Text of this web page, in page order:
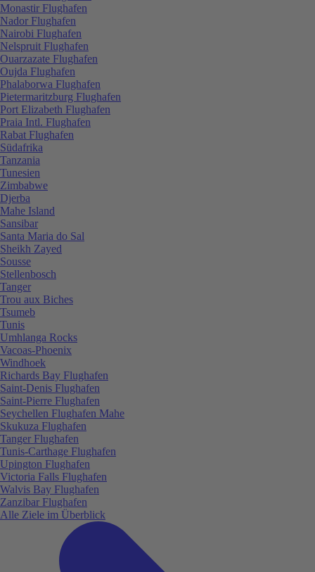
Monastir Flughafen
Nador Flughafen
Nairobi Flughafen
Nelspruit Flughafen
Ouarzazate Flughafen
Oujda Flughafen
Phalaborwa Flughafen
Pietermaritzburg Flughafen
Port Elizabeth Flughafen
Praia Intl. Flughafen
Rabat Flughafen
Südafrika
Tanzania
Tunesien
Zimbabwe
Djerba
Mahe Island
Sansibar
Santa Maria do Sal
Sheikh Zayed
Sousse
Stellenbosch
Tanger
Trou aux Biches
Tsumeb
Tunis
Umhlanga Rocks
Vacoas-Phoenix
Windhoek
Richards Bay Flughafen
Saint-Denis Flughafen
Saint-Pierre Flughafen
Seychellen Flughafen Mahe
Skukuza Flughafen
Tanger Flughafen
Tunis-Carthage Flughafen
Upington Flughafen
Victoria Falls Flughafen
Walvis Bay Flughafen
Zanzibar Flughafen
Alle Ziele im Überblick